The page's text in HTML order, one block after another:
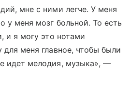
мне с ними легче. У меня
у меня мозг больной. То есть
и я могу это нотами
для меня главное, чтобы были
идет мелодия, музыка», —